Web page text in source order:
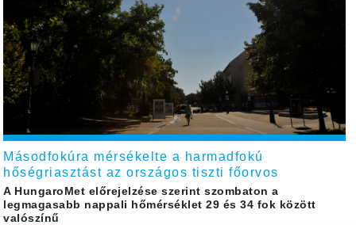
Másodfokúra mérsékelte a harmadfokú
hőségriasztást az országos tiszti főorvos
A HungaroMet előrejelzése szerint szombaton a
legmagasabb nappali hőmérséklet 29 és 34 fok között
valószínű